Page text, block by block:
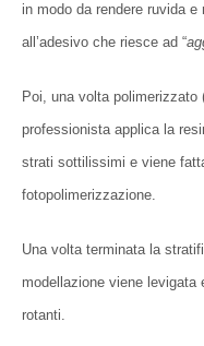
in modo da rendere ruvida
all’adesivo che riesce ad “
Poi, una volta polimerizzato
professionista applica la
strati sottilissimi e viene
fotopolimerizzazione.
Una volta terminata la
modellazione viene levigata
rotanti.